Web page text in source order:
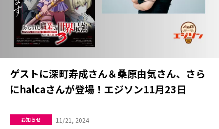
ゲストに深町寿成さん＆桑原由気さん、さら
にhalcaさんが登場！エジソン11月23日
お知らせ 11/21, 2024